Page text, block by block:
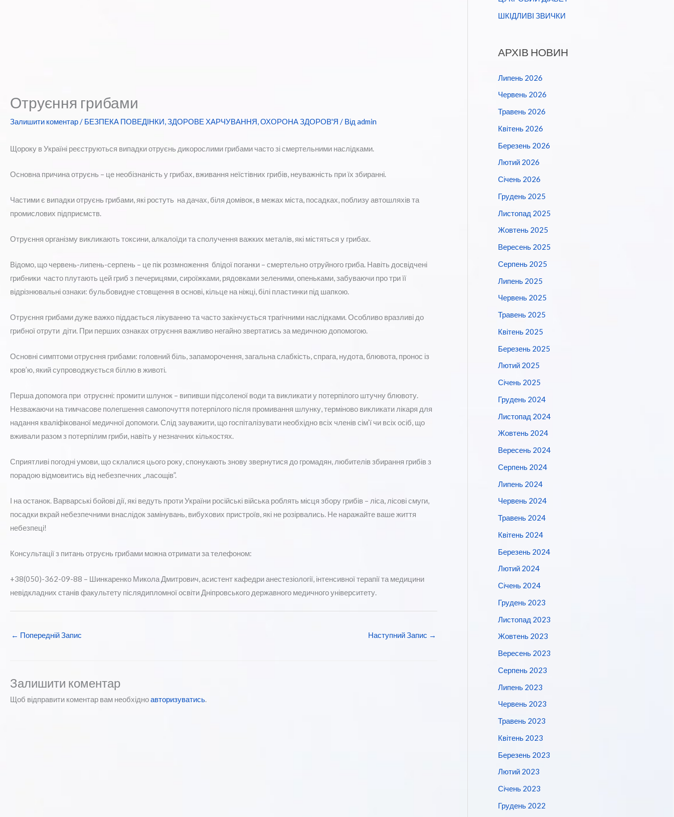
Отруєння грибами
Залишити коментар/ БЕЗПЕКА ПОВЕДІНКИ,ЗДОРОВЕ ХАРЧУВАННЯ,ОХОРОНА ЗДОРОВ'Я / Від admin
Щороку в Україні реєструються випадки отруєнь дикорослими грибами часто зі смертельними наслідками.
Основна причина отруєнь – це необізнаність у грибах, вживання неїстівних грибів, неуважність при їх збиранні.
Частими є випадки отруєнь грибами, які ростуть на дачах, біля домівок, в межах міста, посадках, поблизу автошляхів та
промислових підприємств.
Отруєння організму викликають токсини, алкалоїди та сполучення важких металів, які містяться у грибах.
Відомо, що червень-липень-серпень – це пік розмноження блідої поганки – смертельно отруйного гриба. Навіть досвідчені
грибники часто плутають цей гриб з печерицями, сироїжками, рядовками зеленими, опеньками, забуваючи про три її
відрізнювальні ознаки: бульбовидне стовщення в основі, кільце на ніжці, білі пластинки під шапкою.
Отруєння грибами дуже важко піддається лікуванню та часто закінчується трагічними наслідками. Особливо вразливі до
грибної отрути діти. При перших ознаках отруєння важливо негайно звертатись за медичною допомогою.
Основні симптоми отруєння грибами: головний біль, запаморочення, загальна слабкість, спрага, нудота, блювота, пронос із
кров’ю, який супроводжується біллю в животі.
Перша допомога при отруєнні: промити шлунок – випивши підсоленої води та викликати у потерпілого штучну блювоту.
Незважаючи на тимчасове полегшення самопочуття потерпілого після промивання шлунку, терміново викликати лікаря для
надання кваліфікованої медичної допомоги. Слід зауважити, що госпіталізувати необхідно всіх членів сім’ї чи всіх осіб, що
вживали разом з потерпілим гриби, навіть у незначних кількостях.
Сприятливі погодні умови, що склалися цього року, спонукають знову звернутися до громадян, любителів збирання грибів з
порадою відмовитись від небезпечних „ласощів”.
І на останок. Варварські бойові дії, які ведуть проти України російські війська роблять місця збору грибів – ліса, лісові смуги,
посадки вкрай небезпечними внаслідок замінувань, вибухових пристроїв, які не розірвались. Не наражайте ваше життя
небезпеці!
Консультації з питань отруєнь грибами можна отримати за телефоном:
+38(050)-362-09-88 – Шинкаренко Микола Дмитрович, асистент кафедри анестезіології, інтенсивної терапії та медицини
невідкладних станів факультету післядипломної освіти Дніпровського державного медичного університету.
← Попередній Запис Наступний Запис →
Залишити коментар
Щоб відправити коментар вам необхідноавторизуватись.
ШКІДЛИВІ ЗВИЧКИ
АРХІВ НОВИН
Липень 2026
Червень 2026
Травень 2026
Квітень 2026
Березень 2026
Лютий 2026
Січень 2026
Грудень 2025
Листопад 2025
Жовтень 2025
Вересень 2025
Серпень 2025
Липень 2025
Червень 2025
Травень 2025
Квітень 2025
Березень 2025
Лютий 2025
Січень 2025
Грудень 2024
Листопад 2024
Жовтень 2024
Вересень 2024
Серпень 2024
Липень 2024
Червень 2024
Травень 2024
Квітень 2024
Березень 2024
Лютий 2024
Січень 2024
Грудень 2023
Листопад 2023
Жовтень 2023
Вересень 2023
Серпень 2023
Липень 2023
Червень 2023
Травень 2023
Квітень 2023
Березень 2023
Лютий 2023
Січень 2023
Грудень 2022